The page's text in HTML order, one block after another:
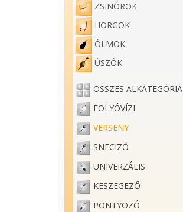
ZSINÓROK
HORGOK
ÓLMOK
ÚSZÓK
ÖSSZES ALKATEGÓRIA
FOLYÓVÍZI
VERSENY
SNECIZŐ
UNIVERZÁLIS
KESZEGEZŐ
PONTYOZÓ